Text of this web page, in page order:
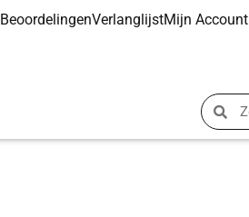
BeoordelingenVerlanglijstMijn Account